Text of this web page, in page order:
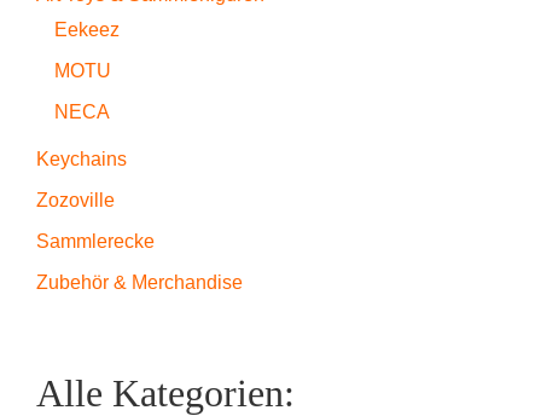
Eekeez
MOTU
NECA
Keychains
Zozoville
Sammlerecke
Zubehör & Merchandise
Alle Kategorien: